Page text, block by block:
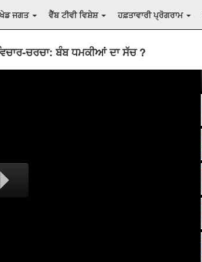
ਜਗਤ ਵੈੱਬ ਟੀਵੀ ਵਿਸ਼ੇਸ਼ ਹਫ਼ਤਾਵਾਰੀ ਪ੍ਰੋਗਰਾਮ
ਚਰਚਾ: ਬੰਬ ਧਮਕੀਆਂ ਦਾ ਸੱਚ ?